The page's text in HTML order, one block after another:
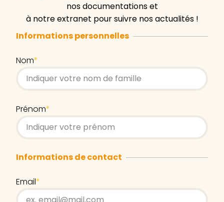
nos documentations et
à notre extranet pour suivre nos actualités !
Informations personnelles
Nom*
Prénom*
Informations de contact
Email*